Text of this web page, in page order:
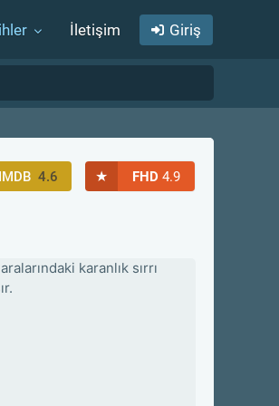
İletişim Giriş
IMDB 4.6 ★ FHD 4.9
karanlık sırrı